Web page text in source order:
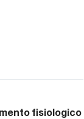
fisiologico